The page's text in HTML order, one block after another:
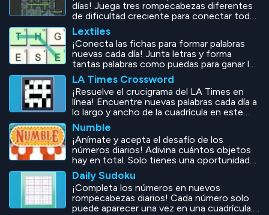
días! Juega tres rompecabezas diferentes
de dificultad creciente para conectar todas
las tuberías. ¿Puedes arreglar las tuberías en
el menor número de movimientos posible?
Lextiles
¡Conecta las fichas para formar palabras
nuevas cada día! Junta letras y forma
tantas palabras como puedas para ganar la
mayor cantidad de puntos.
LA Times Crossword
¡Resuelve el crucigrama del LA Times en
línea! Encuentre nuevas palabras cada día a
lo largo y ancho de la cuadrícula en este
popular crucigrama.
Numble
¡Anímate y acepta el desafío de los
números diarios! Adivina cuántos objetos
hay en total. Solo tienes una oportunidad
por día, ¡haz que cuente!
Daily Sudoku
¡Completa los números en nuevos
rompecabezas diarios! Cada número solo
puede aparecer una vez en una cuadrícula.